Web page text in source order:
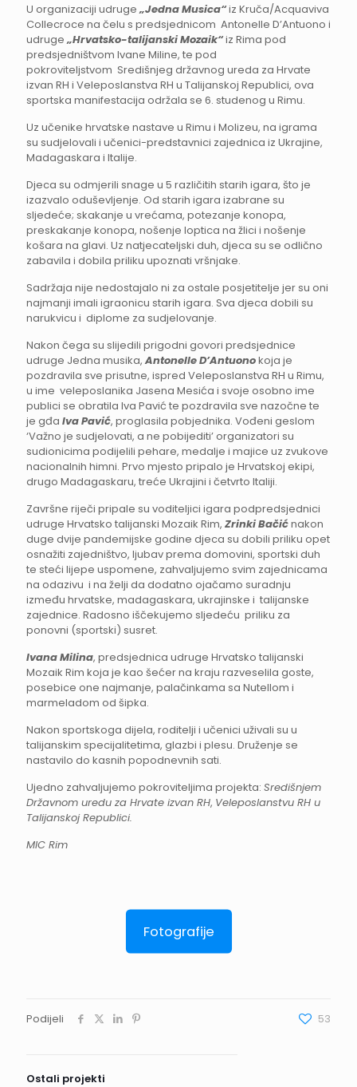
U organizaciji udruge „Jedna Musica“iz Kruča/Acquaviva
Collecroce na čelu s predsjednicom Antonelle D’Antuono i
udruge „Hrvatsko-talijanski Mozaik“iz Rima pod
predsjedništvom Ivane Miline, te pod
pokroviteljstvom Središnjeg državnog ureda za Hrvate
izvan RH i Veleposlanstva RH u Talijanskoj Republici, ova
sportska manifestacija održala se 6. studenog u Rimu.
Uz učenike hrvatske nastave u Rimu i Molizeu, na igrama
su sudjelovali i učenici-predstavnici zajednica iz Ukrajine,
Madagaskara i Italije.
Djeca su odmjerili snage u 5 različitih starih igara, što je
izazvalo oduševljenje. Od starih igara izabrane su
sljedeće; skakanje u vrećama, potezanje konopa,
preskakanje konopa, nošenje loptica na žlici i nošenje
košara na glavi. Uz natjecateljski duh, djeca su se odlično
zabavila i dobila priliku upoznati vršnjake.
Sadržaja nije nedostajalo ni za ostale posjetitelje jer su oni
najmanji imali igraonicu starih igara. Sva djeca dobili su
narukvicu i diplome za sudjelovanje.
Nakon čega su slijedili prigodni govori predsjednice
udruge Jedna musika,Antonelle D’Antuonokoja je
pozdravila sve prisutne, ispred Veleposlanstva RH u Rimu,
u ime veleposlanika Jasena Mesića i svoje osobno ime
publici se obratila Iva Pavić te pozdravila sve nazočne te
je gđa Iva Pavić, proglasila pobjednika. Vođeni geslom
‘Važno je sudjelovati, a ne pobijediti’ organizatori su
sudionicima podijelili pehare, medalje i majice uz zvukove
nacionalnih himni. Prvo mjesto pripalo je Hrvatskoj ekipi,
drugo Madagaskaru, treće Ukrajini i četvrto Italiji.
Završne riječi pripale su voditeljici igara podpredsjednici
udruge Hrvatsko talijanski Mozaik Rim, Zrinki Bačićnakon
duge dvije pandemijske godine djeca su dobili priliku opet
osnažiti zajedništvo, ljubav prema domovini, sportski duh
te steći lijepe uspomene, zahvaljujemo svim zajednicama
na odazivu i na želji da dodatno ojačamo suradnju
između hrvatske, madagaskara, ukrajinske i talijanske
zajednice. Radosno iščekujemo sljedeću priliku za
ponovni (sportski) susret.
Ivana Milina, predsjednica udruge Hrvatsko talijanski
Mozaik Rim koja je kao šećer na kraju razveselila goste,
posebice one najmanje, palačinkama sa Nutellom i
marmeladom od šipka.
Nakon sportskoga dijela, roditelji i učenici uživali su u
talijanskim specijalitetima, glazbi i plesu. Druženje se
nastavilo do kasnih popodnevnih sati.
Ujedno zahvaljujemo pokroviteljima projekta: Središnjem
Državnom uredu za Hrvate izvan RH, Veleposlanstvu RH u
Talijanskoj Republici.
MIC Rim
Fotografije
Podijeli 53
Ostali projekti